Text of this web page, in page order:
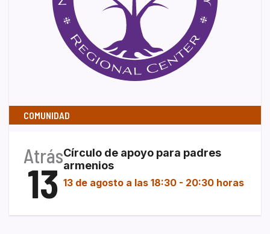
COMUNIDAD
Atrás
13
Círculo de apoyo para padres
armenios
13 de agosto a las 18:30 - 20:30 horas